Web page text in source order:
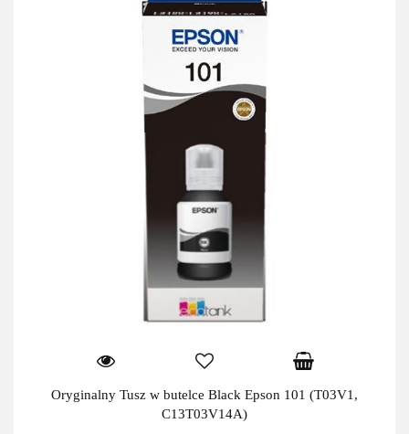
Oryginalny Tusz w butelce Black Epson 101 (T03V1,
C13T03V14A)